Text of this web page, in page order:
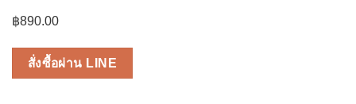
฿890.00
สั่งซื้อผ่าน LINE